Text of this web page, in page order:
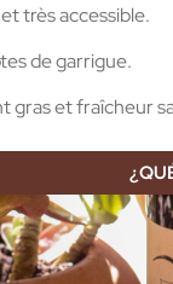
très accessible.
de garrigue.
gras et fraîcheur